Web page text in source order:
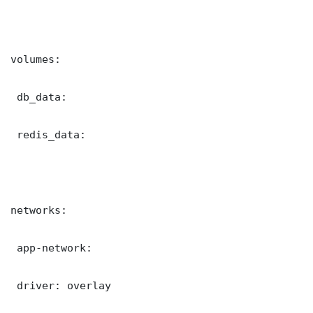
volumes:
db_data:
redis_data:
networks:
app-network:
driver: overlay